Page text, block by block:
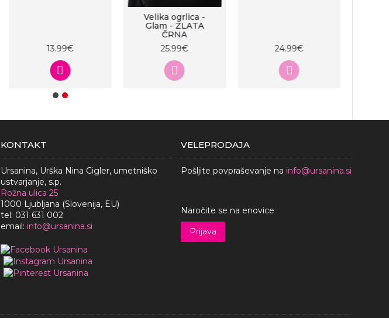
13.99€
Velika ogrlica -
Glam - ZLATA
ČRNA
25.99€
24.99€
KONTAKT
Ursanina, Urška Nina Cigler, umetniško
ustvarjanje, s.p.
Rožna ulica 25
1000 Ljubljana (Slovenija, EU)
tel: 031 631 002
email: info@ursanina.si
VELEPRODAJA
Pošljite povpraševanje na info@ursanina.si
Naročite se na enovice
Prijava